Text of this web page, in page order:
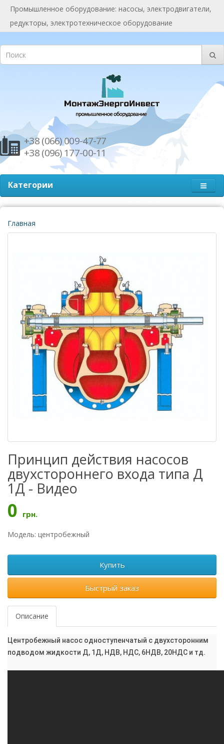
Промышленное оборудование: насосы, электродвигатели,
редукторы, электротехническое оборудование
+38 (066) 009-47-77
+38 (096) 177-00-11
Категории
Главная
Принцип действия насосов
двухстороннего входа типа Д
1Д - Видео
0 грн.
Модель: центробежный
Купить
Быстрый заказ
Описание
Центробежный насос одноступенчатый с двухсторонним
подводом жидкости Д, 1Д, НДВ, НДС, 6НДВ, 20НДС и тд.